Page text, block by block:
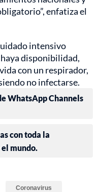
enfatiza el
intensivo
disponibilidad,
con un respirador,
no infectarse.
WhatsApp Channels
con toda la
mundo.
Coronavirus